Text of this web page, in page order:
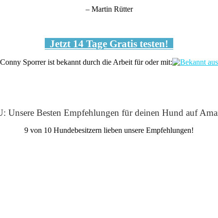
– Martin Rütter
Jetzt 14 Tage Gratis testen!
Conny Sporrer ist bekannt durch die Arbeit für oder mit:
Unsere Besten Empfehlungen für deinen Hund auf
9 von 10 Hundebesitzern lieben unsere Empfehlungen!